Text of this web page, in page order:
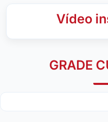
Vídeo
GRADE